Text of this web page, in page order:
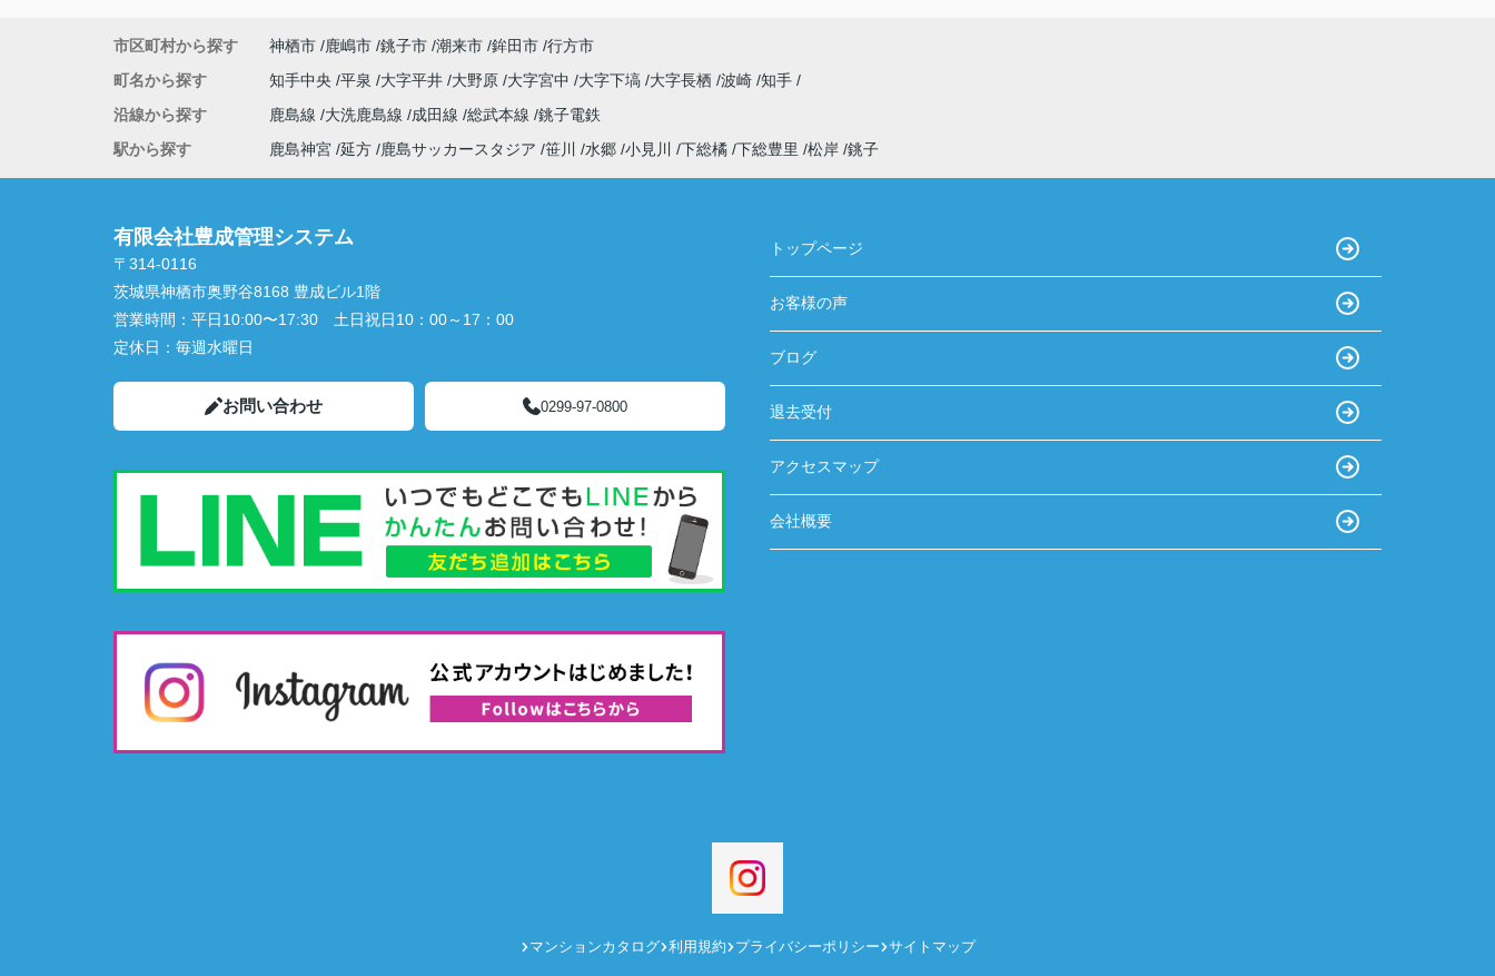
市区町村から探す 神栖市 鹿嶋市 銚子市 潮来市 鉾田市 行方市
町名から探す
知手中央 平泉 大字平井 大野原 大字宮中 大字下塙 大字長栖 波崎 知手
沿線から探す
鹿島線 大洗鹿島線 成田線 総武本線 銚子電鉄
駅から探す
鹿島神宮 延方 鹿島サッカースタジア 笹川 水郷 小見川 下総橘 下総豊里 松岸 銚子
有限会社豊成管理システム
〒314-0116
茨城県神栖市奥野谷8168 豊成ビル1階
営業時間： 平日10:00〜17:30 土日祝日10：00～17：00
定休日： 毎週水曜日
お問い合わせ 0299-97-0800
トップページ
お客様の声
ブログ
退去受付
アクセスマップ
会社概要
マンションカタログ 利用規約 プライバシーポリシー サイトマップ